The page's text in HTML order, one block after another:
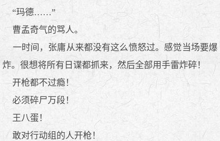
“玛德……”
曹孟奇气的骂人。
一时间，张庸从来都没有这么愤怒过。感觉当场要爆
炸。很想将所有日谍都抓来，然后全部用手雷炸碎！
开枪都不过瘾！
必须碎尸万段！
王八蛋！
敢对行动组的人开枪！